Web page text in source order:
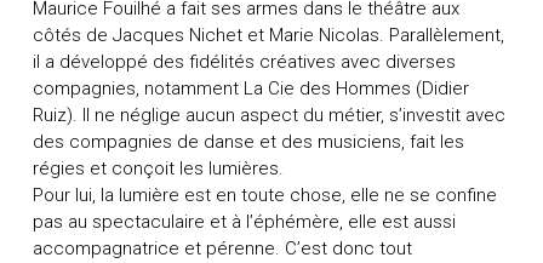
Maurice Fouilhé a fait ses armes dans le théâtre aux
côtés de Jacques Nichet et Marie Nicolas. Parallèlement,
il a développé des fidélités créatives avec diverses
compagnies, notamment La Cie des Hommes (Didier
Ruiz). Il ne néglige aucun aspect du métier, s’investit avec
des compagnies de danse et des musiciens, fait les
régies et conçoit les lumières.
Pour lui, la lumière est en toute chose, elle ne se confine
pas au spectaculaire et à l’éphémère, elle est aussi
accompagnatrice et pérenne. C’est donc tout